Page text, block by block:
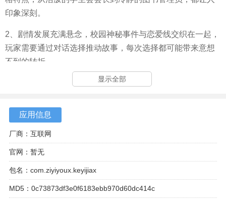
印象深刻。
2、剧情发展充满悬念，校园神秘事件与恋爱线交织在一起，
玩家需要通过对话选择推动故事，每次选择都可能带来意想
不到的转折。
3、游戏画面质量很高，角色立绘和场景绘制都很精致，色彩
4、音乐和配音表现出色，背景音乐能很好地烘托氛围，声优
的演绎也让角色更加生动立体。
RIDDLEJOKER游戏特色
1、多结局系统让游戏有很高的重复游玩价值，不同选择会导
向完全不同的故事结局，玩家可以尝试多种路线。
显示全部
应用信息
厂商：互联网
官网：暂无
包名：com.ziyiyoux.keyijiax
MD5：0c73873df3e0f6183ebb970d60dc414c